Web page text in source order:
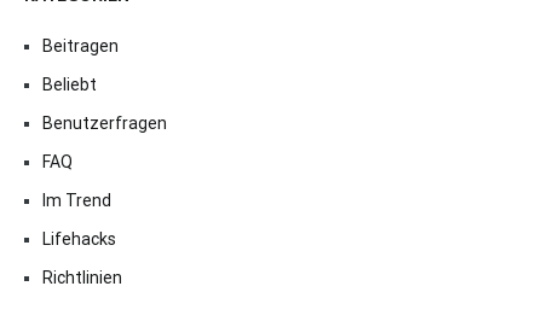
Beitragen
Beliebt
Benutzerfragen
FAQ
Im Trend
Lifehacks
Richtlinien